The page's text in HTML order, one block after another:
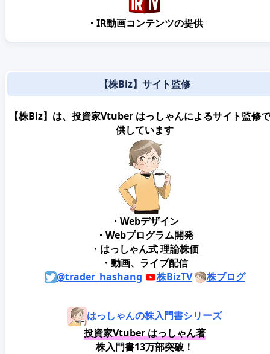
・IR動画コンテンツの提供
【株Biz】サイト監修
【株Biz】は、投資家Vtuber はっしゃんによるサイト監修
供しています
・Webデザイン
・Webプログラム開発
・はっしゃん式 理論株価
・動画、ライブ配信
@trader_hashang
株BizTV 株ブログ
はっしゃんの株入門書シリーズ
投資家Vtuber はっしゃん著
株入門書13万部突破！